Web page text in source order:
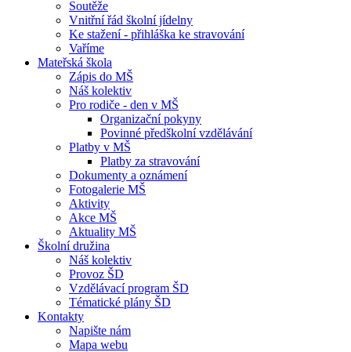
Soutěže
Vnitřní řád školní jídelny
Ke stažení - přihláška ke stravování
Vaříme
Mateřská škola
Zápis do MŠ
Náš kolektiv
Pro rodiče - den v MŠ
Organizační pokyny
Povinné předškolní vzdělávání
Platby v MŠ
Platby za stravování
Dokumenty a oznámení
Fotogalerie MŠ
Aktivity
Akce MŠ
Aktuality MŠ
Školní družina
Náš kolektiv
Provoz ŠD
Vzdělávací program ŠD
Tématické plány ŠD
Kontakty
Napište nám
Mapa webu